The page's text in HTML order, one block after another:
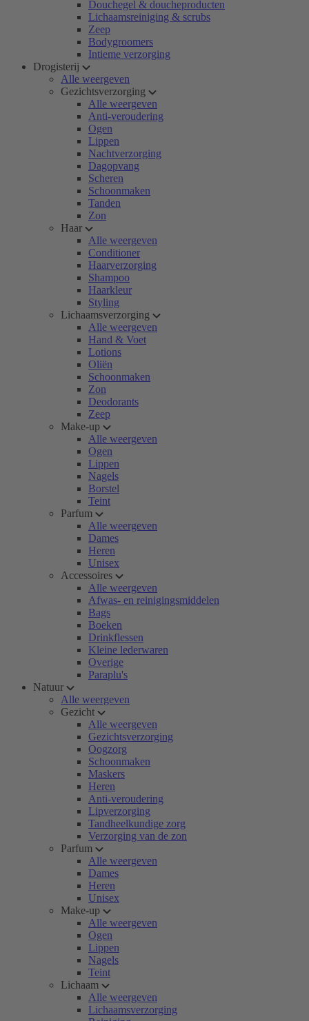
Douchegel & doucheproducten
Lichaamsreiniging & scrubs
Zeep
Bodygroomers
Intieme verzorging
Drogisterij
Alle weergeven
Gezichtsverzorging
Alle weergeven
Anti-veroudering
Ogen
Lippen
Nachtverzorging
Dagopvang
Scheren
Schoonmaken
Tanden
Zon
Haar
Alle weergeven
Conditioner
Haarverzorging
Shampoo
Haarkleur
Styling
Lichaamsverzorging
Alle weergeven
Hand & Voet
Lotions
Oliën
Schoonmaken
Zon
Deodorants
Zeep
Make-up
Alle weergeven
Ogen
Lippen
Nagels
Borstel
Teint
Parfum
Alle weergeven
Dames
Heren
Unisex
Accessoires
Alle weergeven
Afwas- en reinigingsmiddelen
Bags
Boeken
Drinkflessen
Kleine lederwaren
Overige
Paraplu's
Natuur
Alle weergeven
Gezicht
Alle weergeven
Gezichtsverzorging
Oogzorg
Schoonmaken
Maskers
Heren
Anti-veroudering
Lipverzorging
Tandheelkundige zorg
Verzorging van de zon
Parfum
Alle weergeven
Dames
Heren
Unisex
Make-up
Alle weergeven
Ogen
Lippen
Nagels
Teint
Lichaam
Alle weergeven
Lichaamsverzorging